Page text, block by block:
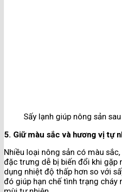
Sấy lạnh giúp nông sản
5. Giữ màu sắc và hương vị tự
Nhiều loại nông sản có màu
đặc trưng dễ bị biến đổi khi gặp
dụng nhiệt độ thấp hơn so với
đó giúp hạn chế tình trạng cháy